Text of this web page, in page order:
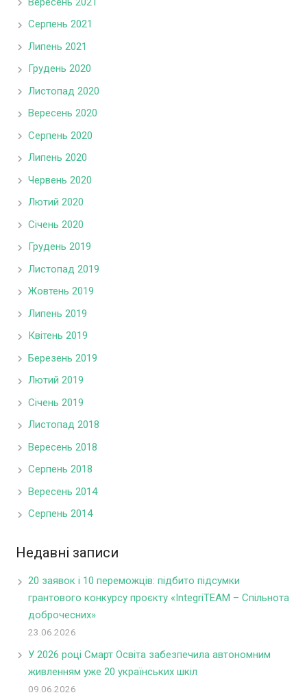
Серпень 2021
Липень 2021
Грудень 2020
Листопад 2020
Вересень 2020
Серпень 2020
Липень 2020
Червень 2020
Лютий 2020
Січень 2020
Грудень 2019
Листопад 2019
Жовтень 2019
Липень 2019
Квітень 2019
Березень 2019
Лютий 2019
Січень 2019
Листопад 2018
Вересень 2018
Серпень 2018
Вересень 2014
Серпень 2014
Недавні записи
20 заявок і 10 переможців: підбито підсумки
грантового конкурсу проєкту «IntegriTEAM – Спільнота
доброчесних»
23.06.2026
У 2026 році Смарт Освіта забезпечила автономним
живленням уже 20 українських шкіл
09.06.2026